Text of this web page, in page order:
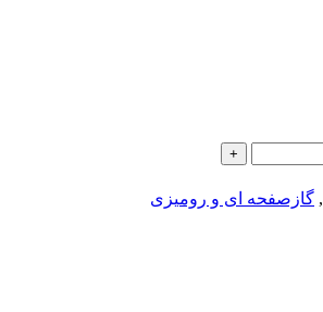
, گازصفحه ای و رومیزی